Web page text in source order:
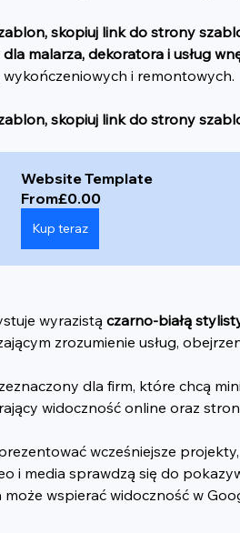
skopiuj link do strony
malarza, dekoratora i usług
i remontowych.
skopiuj link do strony
Website Template
From£0.00
Kup teraz
wyrazistą czarno-białą
zrozumienie usług,
dla firm, które chcą
widoczność online oraz
wcześniejsze
i media sprawdzą się do
wspierać widoczność w